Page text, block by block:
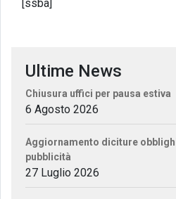
[ssba]
Ultime News
Chiusura uffici per pausa estiva
6 Agosto 2026
Aggiornamento diciture
pubblicità
27 Luglio 2026